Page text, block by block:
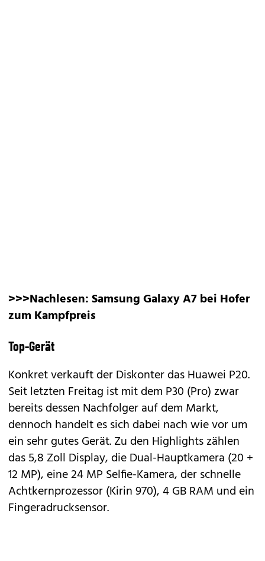
>>>Nachlesen:Samsung Galaxy A7 bei Hofer
zum Kampfpreis
Top-Gerät
Konkret verkauft der Diskonter das Huawei P20.
Seit letzten Freitag ist mit dem P30 (Pro)zwar
bereits dessen Nachfolger auf dem Markt,
dennoch handelt es sich dabei nach wie vor um
ein sehr gutes Gerät. Zu den Highlights zählen
das 5,8 Zoll Display, die Dual-Hauptkamera (20 +
12 MP), eine 24 MP Selfie-Kamera, der schnelle
Achtkernprozessor (Kirin 970), 4 GB RAM und ein
Fingeradrucksensor.